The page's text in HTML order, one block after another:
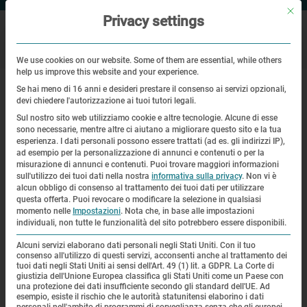
|
Tracce del Tempo
| 15.03.2022 | 18:00—20:00
Mit
Privacy settings
We use cookies on our website. Some of them are essential, while others
help us improve this website and your experience.
Se hai meno di 16 anni e desideri prestare il consenso ai servizi opzionali,
devi chiedere l'autorizzazione ai tuoi tutori legali.
Sul nostro sito web utilizziamo cookie e altre tecnologie. Alcune di esse
sono necessarie, mentre altre ci aiutano a migliorare questo sito e la tua
esperienza.
I dati personali possono essere trattati (ad es. gli indirizzi IP),
ad esempio per la personalizzazione di annunci e contenuti o per la
misurazione di annunci e contenuti. Puoi trovare maggiori informazioni
sull'utilizzo dei tuoi dati nella nostra informativa sulla privacy. Non vi è
alcun obbligo di consenso al trattamento dei tuoi dati per utilizzare
questa offerta. Puoi revocare o modificare la selezione in qualsiasi
momento nelle Impostazioni. Nota che, in base alle impostazioni
individuali, non tutte le funzionalità del sito potrebbero essere disponibili.
Alcuni servizi elaborano dati personali negli Stati Uniti. Con il tuo
consenso all'utilizzo di questi servizi, acconsenti anche al trattamento dei
tuoi dati negli Stati Uniti ai sensi dell'Art. 49 (1) lit. a GDPR. La Corte di
giustizia dell'Unione Europea classifica gli Stati Uniti come un Paese con
una protezione dei dati insufficiente secondo gli standard dell'UE. Ad
esempio, esiste il rischio che le autorità statunitensi elaborino i dati